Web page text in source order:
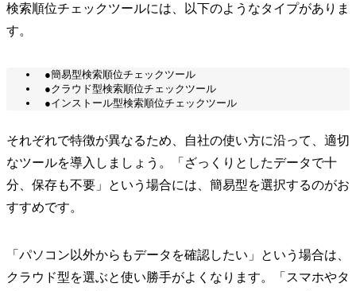
検索順位チェックツールには、以下のようなタイプがありま
す。
●簡易型検索順位チェックツール
●クラウド型検索順位チェックツール
●インストール型検索順位チェックツール
それぞれで特徴が異なるため、自社の使い方に沿って、適切
なツールを導入しましょう。「ざっくりとしたデータで十
分、保存も不要」という場合には、簡易型を選択するのがお
すすめです。
「パソコン以外からもデータを確認したい」という場合は、
クラウド型を選ぶと使い勝手がよくなります。「スマホやタ